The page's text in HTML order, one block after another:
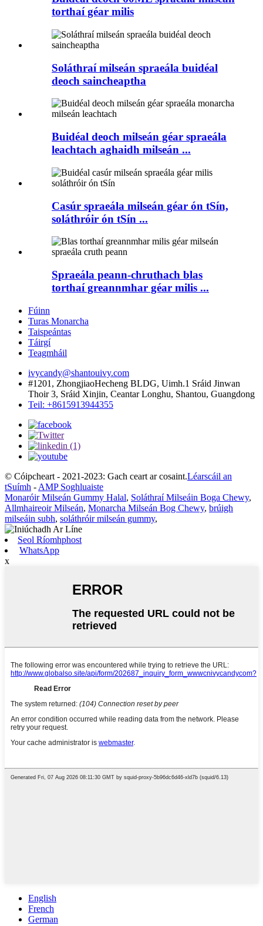
torthaí géar milis
Soláthraí milseán spraeála buidéal
deoch saincheaptha
Buidéal deoch milseán géar spraeála
leachtach aghaidh milseán ...
Casúr spraeála milseán géar ón tSín,
soláthróir ón tSín ...
Spraeála peann-chruthach blas
torthaí greannmhar géar milis ...
Fúinn
Turas Monarcha
Taispeántas
Táirgí
Teagmháil
ivycandy@shantouivy.com
#1201, ZhongjiaoHecheng BLDG, Uimh.1 Sráid Jinwan
Thoir 3, Sráid Xinjin, Ceantar Longhu, Shantou, Guangdong
Teil: +8615913944355
© Cóipcheart - 2021-2023: Gach ceart ar cosaint.Léarscáil an
tSuímh - AMP Soghluaiste
Monaróir Milseán Gummy Halal, Soláthraí Milseáin Boga Chewy,
Allmhaireoir Milseán, Monarcha Milseán Bog Chewy, brúigh
milseáin subh, soláthróir milseán gummy,
Seol Ríomhphost
WhatsApp
x
English
French
German